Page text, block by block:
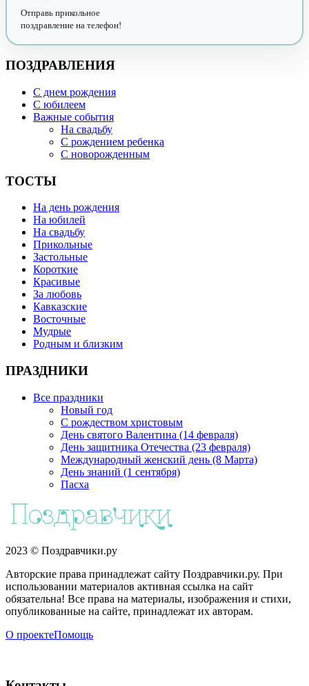
Отправь прикольное
поздравление на телефон!
ПОЗДРАВЛЕНИЯ
С днем рождения
С юбилеем
Важные события
На свадьбу
С рождением ребенка
С новорожденным
ТОСТЫ
На день рождения
На юбилей
На свадьбу
Прикольные
Застольные
Короткие
Красивые
За любовь
Кавказские
Восточные
Мудрые
Родным и близким
ПРАЗДНИКИ
Все праздники
Новый год
С рождеством христовым
День святого Валентина (14 февраля)
День защитника Отечества (23 февраля)
Международный женский день (8 Марта)
День знаний (1 сентября)
Пасха
2023 © Поздравчики.ру
Авторские права принадлежат сайту Поздравчики.ру. При
использовании материалов активная ссылка на сайт
обязательна! Все права на материалы, изображения и стихи,
опубликованные на сайте, принадлежат их авторам.
О проектеПомощь